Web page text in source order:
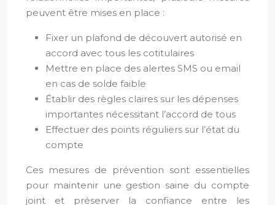
peuvent être mises en place :
Fixer un plafond de découvert autorisé en
accord avec tous les cotitulaires
Mettre en place des alertes SMS ou email
en cas de solde faible
Établir des règles claires sur les dépenses
importantes nécessitant l’accord de tous
Effectuer des points réguliers sur l’état du
compte
Ces mesures de prévention sont essentielles
pour maintenir une gestion saine du compte
joint et préserver la confiance entre les